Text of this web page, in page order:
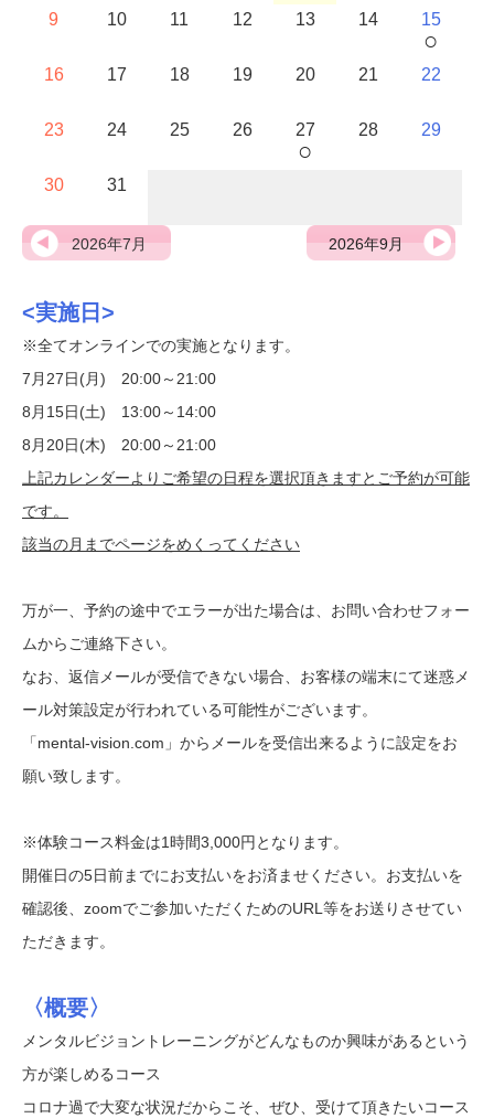
9 10 11 12 13 14 15
○
16 17 18 19 20 21 22
23 24 25 26 27
○
28 29
30 31
2026年7月 2026年9月
<実施日>
※全てオンラインでの実施となります。
7月27日(月) 20:00～21:00
8月15日(土) 13:00～14:00
8月20日(木) 20:00～21:00
上記カレンダーよりご希望の日程を選択頂きますとご予約が可能
です。
該当の月までページをめくってください
万が一、予約の途中でエラーが出た場合は、お問い合わせフォー
ムからご連絡下さい。
なお、返信メールが受信できない場合、お客様の端末にて迷惑メ
ール対策設定が行われている可能性がございます。
「mental-vision.com」からメールを受信出来るように設定をお
願い致します。
※体験コース料金は1時間3,000円となります。
開催日の5日前までにお支払いをお済ませください。お支払いを
確認後、zoomでご参加いただくためのURL等をお送りさせてい
ただきます。
〈概要〉
メンタルビジョントレーニングがどんなものか興味があるという
方が楽しめるコース
コロナ過で大変な状況だからこそ、ぜひ、受けて頂きたいコース